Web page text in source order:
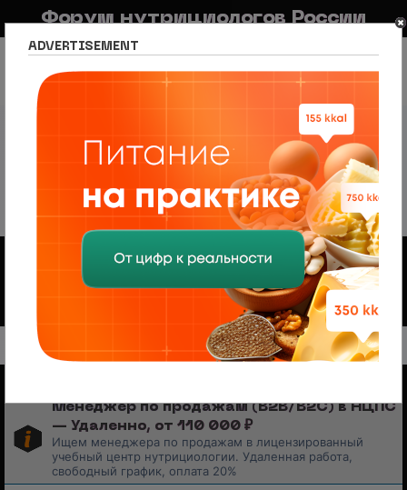
Форум нутрициологов России
FAQ Правила
Новости спорта и фитнеса
Новости спорта и фитнеса
Правила форума
Sports & Fitness News
Discussion of scientific articles on sports and fitness of both
10 тем • Страница1из1
Менеджер по продажам (B2B/B2C) в НЦПС
— Удаленно, от 110 000 ₽
Ищем менеджера по продажам в лицензированный
учебный центр нутрициологии. Удаленная работа,
свободный график, оплата 20%
ADVERTISEMENT